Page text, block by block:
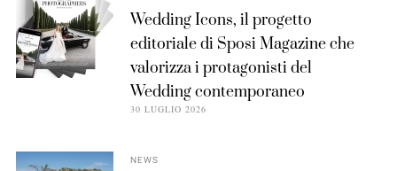
Wedding Icons, il progetto
editoriale di Sposi Magazine che
valorizza i protagonisti del
Wedding contemporaneo
30 LUGLIO 2026
NEWS